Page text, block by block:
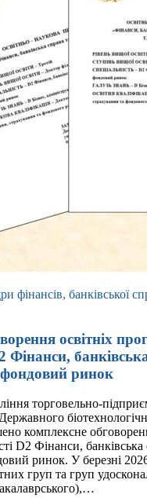
фінансів, банківської
освітніх
Фінанси,
ринок
торговельно-
комплексне
D2 Фінанси, банківська
ринок. У березні
груп та груп